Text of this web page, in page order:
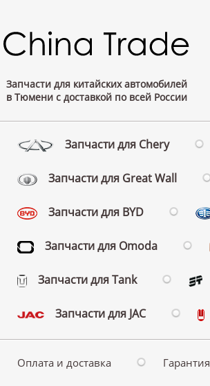
Запчасти для китайских автомобилей
в Тюмени с доставкой по всей России
Запчасти для Chery
Запчасти для Great Wall
Запчасти для BYD
Запчасти для Omoda
Запчасти для Tank
Запчасти для JAC
Оплата и доставка Гарантия